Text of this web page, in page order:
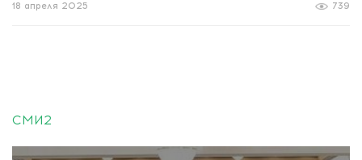
739
18 апреля 2025
СМИ2